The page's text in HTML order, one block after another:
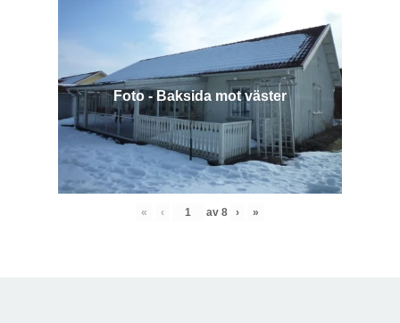
Foto - Baksida mot väster
« ‹ av 8 › »